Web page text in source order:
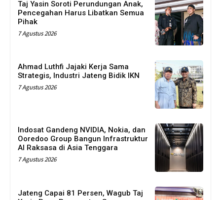
Taj Yasin Soroti Perundungan Anak,
Pencegahan Harus Libatkan Semua
Pihak
7 Agustus 2026
Ahmad Luthfi Jajaki Kerja Sama
Strategis, Industri Jateng Bidik IKN
7 Agustus 2026
Indosat Gandeng NVIDIA, Nokia, dan
Ooredoo Group Bangun Infrastruktur
AI Raksasa di Asia Tenggara
7 Agustus 2026
Jateng Capai 81 Persen, Wagub Taj